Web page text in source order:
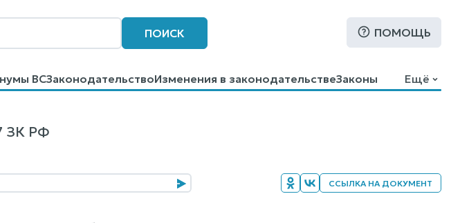
ПОИСК ПОМОЩЬ
ВСЗаконодательствоИзменения в законодательствеЗаконы
Ещё
ЗК РФ
ССЫЛКА НА ДОКУМЕНТ